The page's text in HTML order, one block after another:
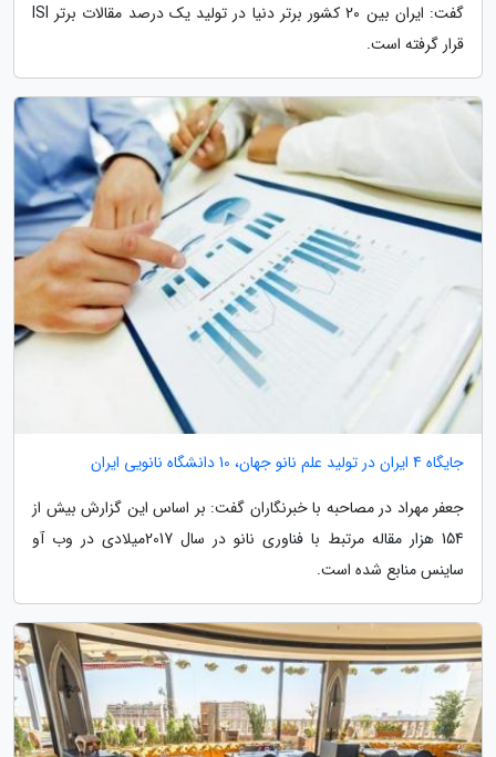
گفت: ایران بین 20 کشور برتر دنیا در تولید یک درصد مقالات برتر ISI
قرار گرفته است.
جایگاه 4 ایران در تولید علم نانو جهان، 10 دانشگاه نانویی ایران
جعفر مهراد در مصاحبه با خبرنگاران گفت: بر اساس این گزارش بیش از
154 هزار مقاله مرتبط با فناوری نانو در سال 2017میلادی در وب آو
ساینس منابع شده است.